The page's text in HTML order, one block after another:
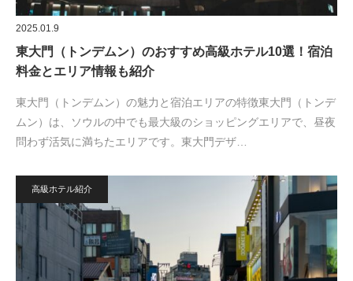
2025.01.9
東大門（トンデムン）のおすすめ高級ホテル10選！宿泊
料金とエリア情報も紹介
東大門（トンデムン）の魅力と宿泊エリアの特徴東大門（トンデ
ムン）は、ソウルの中でも最大級のショッピングエリアで、昼夜
問わず活気に満ちたエリアです。東大門デザ…
高級ホテル紹介